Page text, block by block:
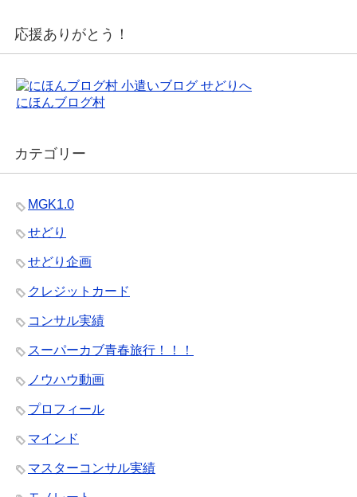
応援ありがとう！
にほんブログ村
カテゴリー
MGK1.0
せどり
せどり企画
クレジットカード
コンサル実績
スーパーカブ青春旅行！！！
ノウハウ動画
プロフィール
マインド
マスターコンサル実績